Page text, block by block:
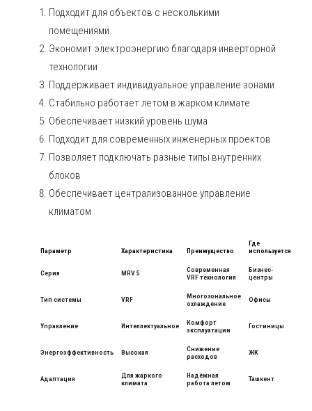
Подходит для объектов с несколькими
помещениями
Экономит электроэнергию благодаря инверторной
технологии
Поддерживает индивидуальное управление зонами
Стабильно работает летом в жарком климате
Обеспечивает низкий уровень шума
Подходит для современных инженерных проектов
Позволяет подключать разные типы внутренних
блоков
Обеспечивает централизованное управление
климатом
Параметр Характеристика Преимущество
Где
используется
Серия MRV 5
Современная
VRF технология
Бизнес-
центры
Тип системы VRF
Многозональное
охлаждение
Офисы
Управление Интеллектуальное
Комфорт
эксплуатации
Гостиницы
Энергоэффективность Высокая
Снижение
расходов
ЖК
Адаптация
Для жаркого
климата
Надёжная
работа летом
Ташкент